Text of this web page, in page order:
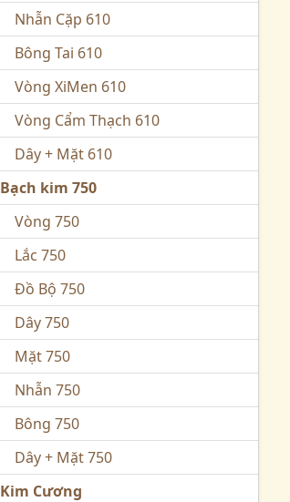
Nhẫn Cặp 610
Bông Tai 610
Vòng XiMen 610
Vòng Cẩm Thạch 610
Dây + Mặt 610
Bạch kim 750
Vòng 750
Lắc 750
Đồ Bộ 750
Dây 750
Mặt 750
Nhẫn 750
Bông 750
Dây + Mặt 750
Kim Cương